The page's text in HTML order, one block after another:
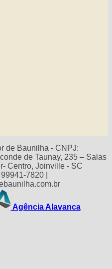
de Baunilha - CNPJ:
de Taunay, 235 – Salas
Centro, Joinville - SC
7820 |
Agência Alavanca